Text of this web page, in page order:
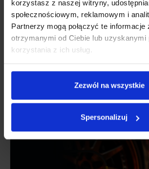
korzystasz z naszej witryny,
społecznościowym, reklamowym i
Partnerzy mogą połączyć te informacje
otrzymanymi od Ciebie lub uzyskanymi
korzystania z ich usług.
Zezwól na wszystkie
Spersonalizuj
PRZENOŚNA BEZPRZEWODOWA
XBLITZ AIRMASTER
cena
169.00zł.
Poradniki i recenzje